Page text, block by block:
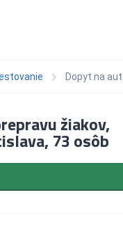
Dopyt na
žiakov,
73 osôb